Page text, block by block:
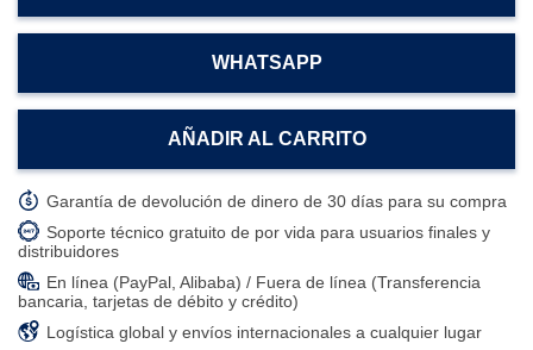
WHATSAPP
AÑADIR AL CARRITO
Garantía de devolución de dinero de 30 días para su compra
Soporte técnico gratuito de por vida para usuarios finales y
distribuidores
En línea (PayPal, Alibaba) / Fuera de línea (Transferencia
bancaria, tarjetas de débito y crédito)
Logística global y envíos internacionales a cualquier lugar